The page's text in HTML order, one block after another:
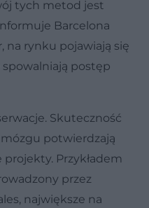
tych metod jest
Barcelona
na rynku pojawiają się
postęp
Skuteczność
potwierdzają
Przykładem
przez
największe na